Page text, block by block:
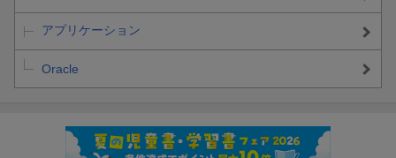
アプリケーション
Oracle